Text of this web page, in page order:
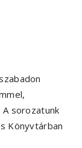
sorozatunk
Könyvtárban